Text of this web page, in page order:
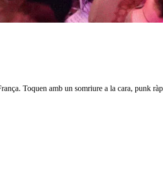
Toquen amb un somriure a la cara,